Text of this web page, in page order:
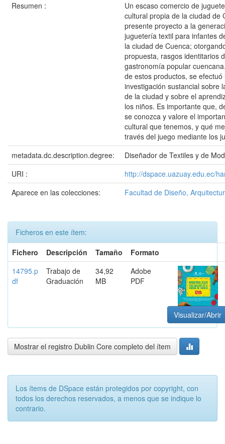
Resumen :
Un escaso comercio de
cultural propia de la ciudad de
presente proyecto a la
juguetería textil para infantes
la ciudad de Cuenca;
propuesta, rasgos identitarios
gastronomía popular
de estos productos, se efectuó
investigación sustancial sobre
de la ciudad y sobre el
los niños. Es importante que,
se conozca y valore el
cultural que tenemos, y qué
través del juego mediante los
metadata.dc.description.degree:
Diseñador de Textiles y de
URI :
http://dspace.uazuay.edu.ec/
Aparece en las colecciones:
Facultad de Diseño,
Ficheros en este ítem:
Fichero
Descripción Tamaño
Formato
14795.p
df
Trabajo de
Graduación
34,92
MB
Adobe
PDF
Visualizar/Abrir
Mostrar el registro Dublin Core completo del ítem
Los ítems de DSpace están protegidos por copyright, con
todos los derechos reservados, a menos que se indique lo
contrario.